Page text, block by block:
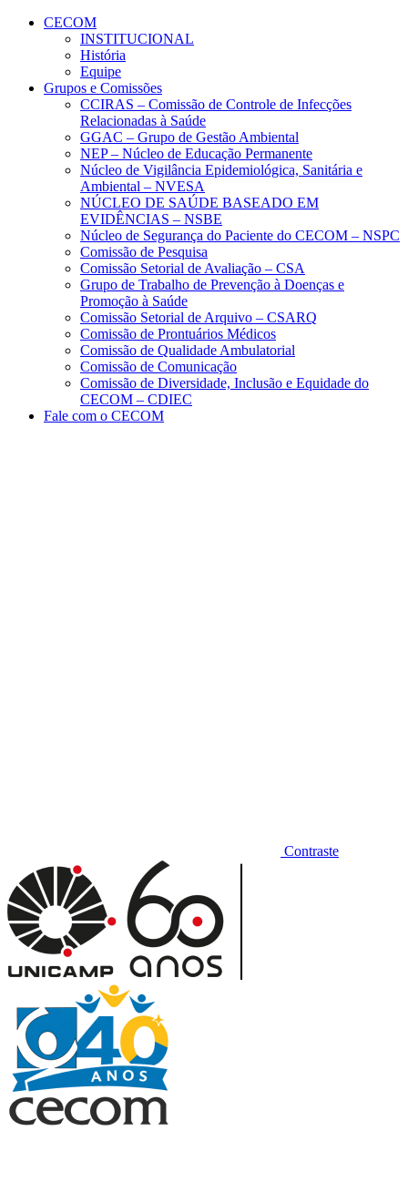
Conteúdo principal
CECOM
INSTITUCIONAL
História
Equipe
Grupos e Comissões
CCIRAS – Comissão de Controle de Infecções
Relacionadas à Saúde
GGAC – Grupo de Gestão Ambiental
NEP – Núcleo de Educação Permanente
Núcleo de Vigilância Epidemiológica, Sanitária e
Ambiental – NVESA
NÚCLEO DE SAÚDE BASEADO EM
EVIDÊNCIAS – NSBE
Núcleo de Segurança do Paciente do CECOM – NSPC
Comissão de Pesquisa
Comissão Setorial de Avaliação – CSA
Grupo de Trabalho de Prevenção à Doenças e
Promoção à Saúde
Comissão Setorial de Arquivo – CSARQ
Comissão de Prontuários Médicos
Comissão de Qualidade Ambulatorial
Comissão de Comunicação
Comissão de Diversidade, Inclusão e Equidade do
CECOM – CDIEC
Fale com o CECOM
Contraste